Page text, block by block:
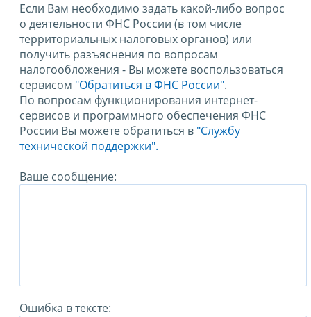
Если Вам необходимо задать какой-либо вопрос
о деятельности ФНС России (в том числе
территориальных налоговых органов) или
получить разъяснения по вопросам
налогообложения - Вы можете воспользоваться
сервисом "Обратиться в ФНС России".
По вопросам функционирования интернет-
сервисов и программного обеспечения ФНС
России Вы можете обратиться в "Службу
технической поддержки".
Ваше сообщение:
Ошибка в тексте: